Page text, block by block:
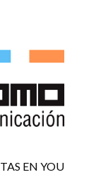
EN YOU